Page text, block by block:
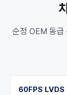
순정 OEM 동급
60FPS LVDS